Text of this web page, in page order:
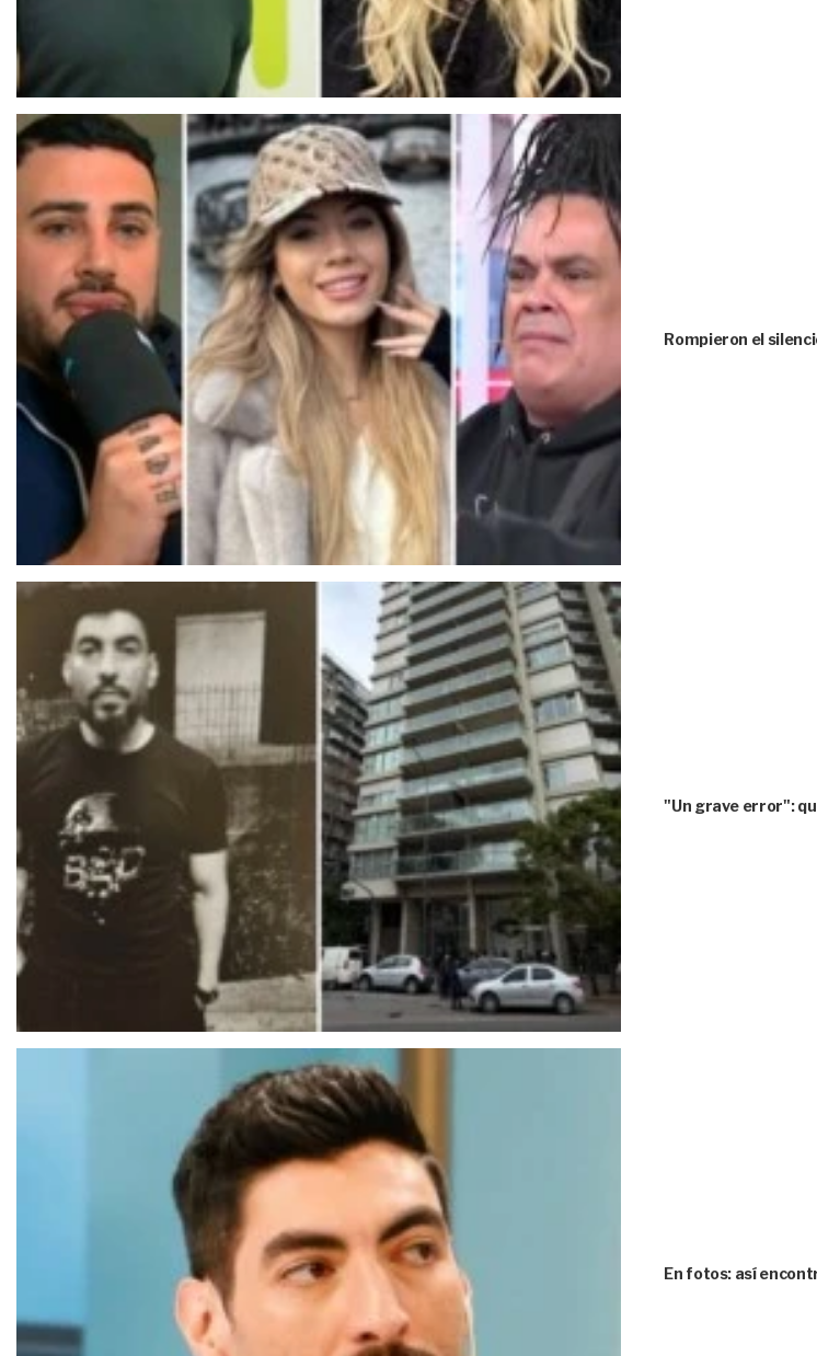
Rompieron el
"Un grave error":
En fotos: así